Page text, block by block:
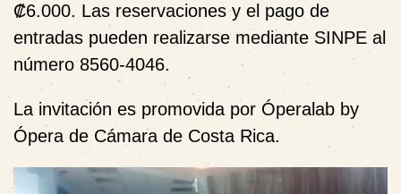
₡6.000. Las reservaciones y el pago de
entradas pueden realizarse mediante SINPE al
número 8560-4046.
La invitación es promovida por Óperalab by
Ópera de Cámara de Costa Rica.